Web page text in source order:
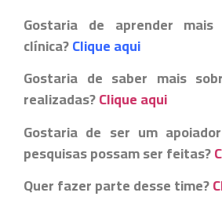
Gostaria de aprender mais
clínica?Clique aqui
Gostaria de saber mais
realizadas?Clique aqui
Gostaria de ser um
pesquisas possam ser feitas?
Quer fazer parte desse time?